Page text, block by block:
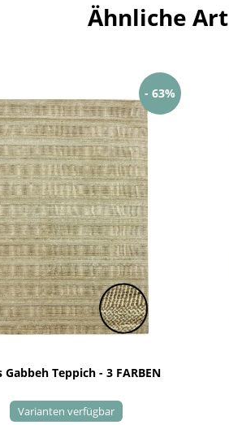
Ähnliche
- 63%
Gabbeh Teppich - 3 FARBEN
Varianten verfügbar